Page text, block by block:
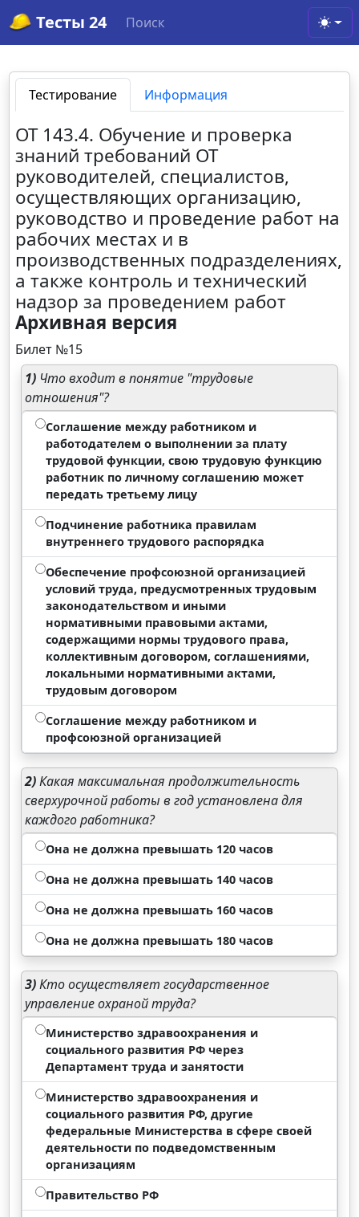
Тесты 24 Поиск
Тестирование Информация
ОТ 143.4. Обучение и проверка
знаний требований ОТ
руководителей, специалистов,
осуществляющих организацию,
руководство и проведение работ на
рабочих местах и в
производственных подразделениях,
а также контроль и технический
надзор за проведением работ
Архивная версия
Билет №15
1) Что входит в понятие "трудовые
отношения"?
Соглашение между работником и
работодателем о выполнении за плату
трудовой функции, свою трудовую функцию
работник по личному соглашению может
передать третьему лицу
Подчинение работника правилам
внутреннего трудового распорядка
Обеспечение профсоюзной организацией
условий труда, предусмотренных трудовым
законодательством и иными
нормативными правовыми актами,
содержащими нормы трудового права,
коллективным договором, соглашениями,
локальными нормативными актами,
трудовым договором
Соглашение между работником и
профсоюзной организацией
2)Какая максимальная продолжительность
сверхурочной работы в год установлена для
каждого работника?
Она не должна превышать 120 часов
Она не должна превышать 140 часов
Она не должна превышать 160 часов
Она не должна превышать 180 часов
3)Кто осуществляет государственное
управление охраной труда?
Министерство здравоохранения и
социального развития РФ через
Департамент труда и занятости
Министерство здравоохранения и
социального развития РФ, другие
федеральные Министерства в сфере своей
деятельности по подведомственным
организациям
Правительство РФ